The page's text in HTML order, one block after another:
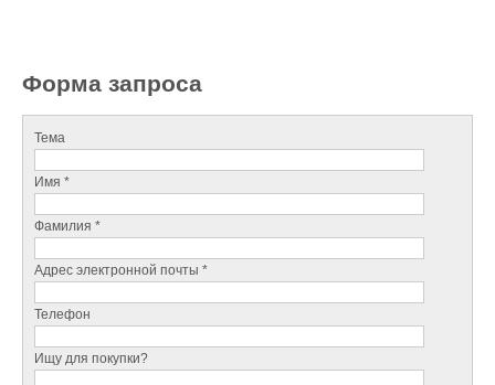
Форма запроса
Тема
Имя *
Фамилия *
Адрес электронной почты *
Телефон
Ищу для покупки?